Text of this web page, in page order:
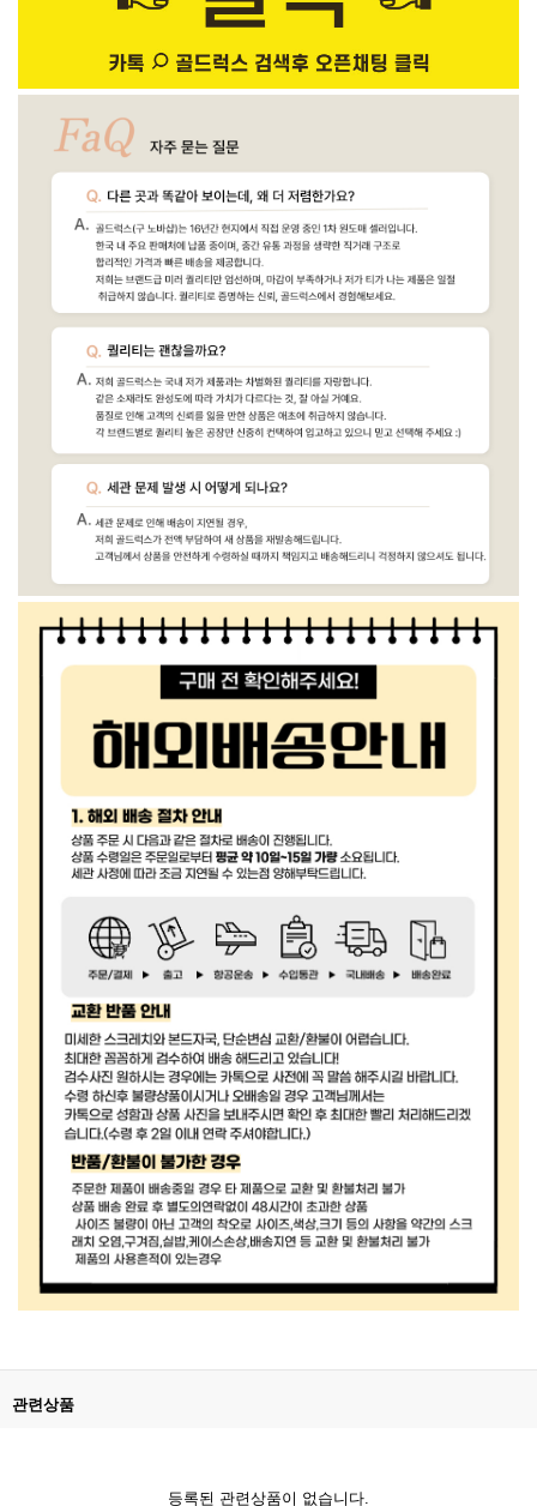
관련상품
등록된 관련상품이 없습니다.